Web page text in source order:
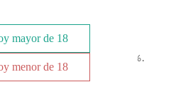
limón 10ML aplicar al 8%.
cola, toro rojo.
mayor de 18
menor de 18